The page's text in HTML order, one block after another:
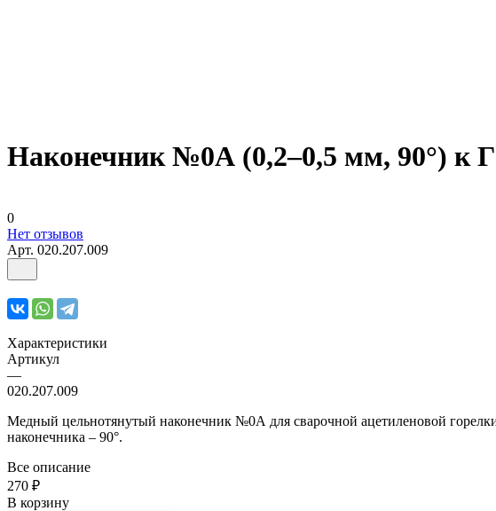
Наконечник №0А (0,2–0,5 мм, 90°) к
0
Нет отзывов
Арт. 020.207.009
Характеристики
Артикул
—
020.207.009
Медный цельнотянутый наконечник №0А для сварочной ацетиленовой
наконечника – 90°.
Все описание
270 ₽
В корзину